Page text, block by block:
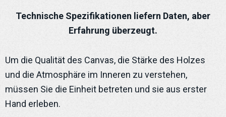
Technische Spezifikationen liefern Daten, aber
Erfahrung überzeugt.
Um die Qualität des Canvas, die Stärke des Holzes
und die Atmosphäre im Inneren zu verstehen,
müssen Sie die Einheit betreten und sie aus erster
Hand erleben.